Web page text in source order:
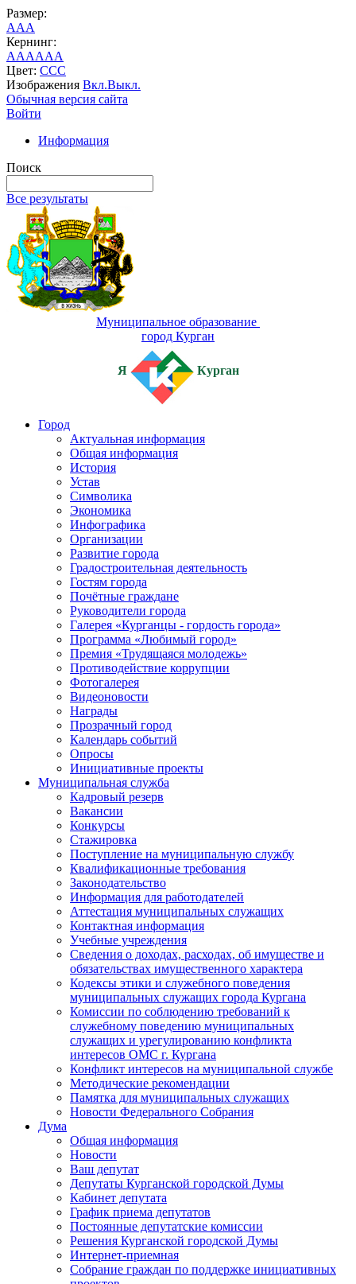
Размер:
AAA
Кернинг:
AAAAAA
Цвет: CCC
Изображения Вкл.Выкл.
Обычная версия сайта
Войти
Информация
Поиск
Все результаты
Муниципальное образование
город Курган
Я Курган
Город
Актуальная информация
Общая информация
История
Устав
Символика
Экономика
Инфографика
Организации
Развитие города
Градостроительная деятельность
Гостям города
Почётные граждане
Руководители города
Галерея «Курганцы - гордость города»
Программа «Любимый город»
Премия «Трудящаяся молодежь»
Противодействие коррупции
Фотогалерея
Видеоновости
Награды
Прозрачный город
Календарь событий
Опросы
Инициативные проекты
Муниципальная служба
Кадровый резерв
Вакансии
Конкурсы
Стажировка
Поступление на муниципальную службу
Квалификационные требования
Законодательство
Информация для работодателей
Аттестация муниципальных служащих
Контактная информация
Учебные учреждения
Сведения о доходах, расходах, об имуществе и
обязательствах имущественного характера
Кодексы этики и служебного поведения
муниципальных служащих города Кургана
Комиссии по соблюдению требований к
служебному поведению муниципальных
служащих и урегулированию конфликта
интересов ОМС г. Кургана
Конфликт интересов на муниципальной службе
Методические рекомендации
Памятка для муниципальных служащих
Новости Федерального Cобрания
Дума
Общая информация
Новости
Ваш депутат
Депутаты Курганской городской Думы
Кабинет депутата
График приема депутатов
Постоянные депутатские комиссии
Решения Курганской городской Думы
Интернет-приемная
Собрание граждан по поддержке инициативных